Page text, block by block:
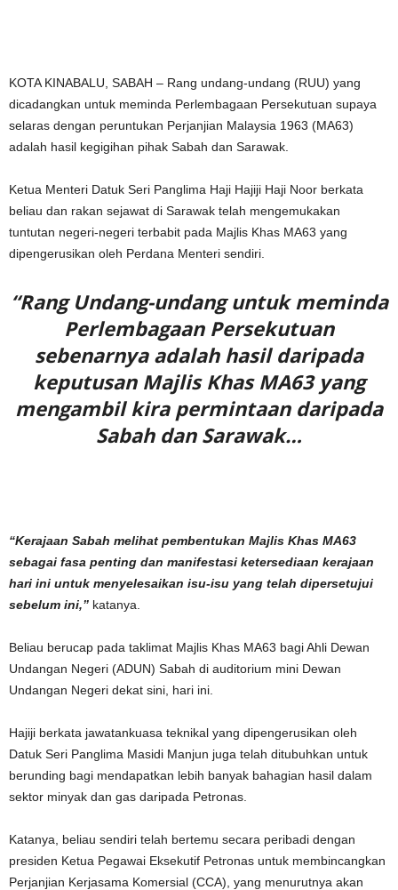
KOTA KINABALU, SABAH – Rang undang-undang (RUU) yang
dicadangkan untuk meminda Perlembagaan Persekutuan supaya
selaras dengan peruntukan Perjanjian Malaysia 1963 (MA63)
adalah hasil kegigihan pihak Sabah dan Sarawak.
Ketua Menteri Datuk Seri Panglima Haji Hajiji Haji Noor berkata
beliau dan rakan sejawat di Sarawak telah mengemukakan
tuntutan negeri-negeri terbabit pada Majlis Khas MA63 yang
dipengerusikan oleh Perdana Menteri sendiri.
“Rang Undang-undang untuk meminda
Perlembagaan Persekutuan
sebenarnya adalah hasil daripada
keputusan Majlis Khas MA63 yang
mengambil kira permintaan daripada
Sabah dan Sarawak…
“Kerajaan Sabah melihat pembentukan Majlis Khas MA63
sebagai fasa penting dan manifestasi ketersediaan kerajaan
hari ini untuk menyelesaikan isu-isu yang telah dipersetujui
sebelum ini,” katanya.
Beliau berucap pada taklimat Majlis Khas MA63 bagi Ahli Dewan
Undangan Negeri (ADUN) Sabah di auditorium mini Dewan
Undangan Negeri dekat sini, hari ini.
Hajiji berkata jawatankuasa teknikal yang dipengerusikan oleh
Datuk Seri Panglima Masidi Manjun juga telah ditubuhkan untuk
berunding bagi mendapatkan lebih banyak bahagian hasil dalam
sektor minyak dan gas daripada Petronas.
Katanya, beliau sendiri telah bertemu secara peribadi dengan
presiden Ketua Pegawai Eksekutif Petronas untuk membincangkan
Perjanjian Kerjasama Komersial (CCA), yang menurutnya akan